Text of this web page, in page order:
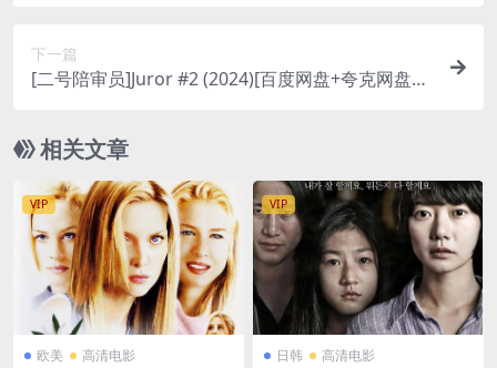
下一篇
[二号陪审员]Juror #2 (2024)[百度网盘+夸克网盘10
GB][中英字幕]
相关文章
VIP
欧美 高清电影
VIP
日韩 高清电影